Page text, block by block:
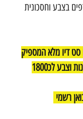
של עד 32 דפים בצבע וחסכונית
דיו מלא המספיק
בשחור לכ1800 תמונות וצבע לכ1800
רשמי